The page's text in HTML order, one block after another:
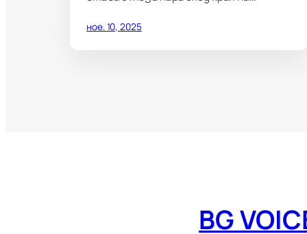
ное. 10, 2025
BG